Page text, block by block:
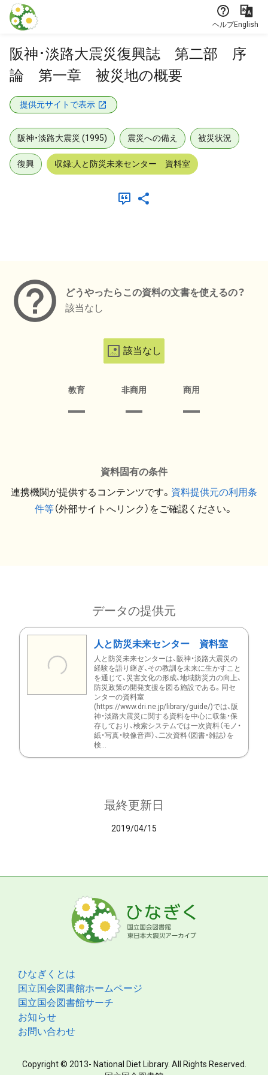
本文に飛ぶ
ヘルプEnglish
阪神･淡路大震災復興誌 第二部 序
論 第一章 被災地の概要
提供元サイトで表示
阪神・淡路大震災 (1995) 震災への備え 被災状況
復興 収録:人と防災未来センター 資料室
どうやったらこの資料の文書を使えるの？
該当なし
該当なし
教育 非商用 商用
資料固有の条件
連携機関が提供するコンテンツです。 資料提供元の利用条
件等（外部サイトへリンク）をご確認ください。
データの提供元
人と防災未来センター 資料室
人と防災未来センターは、阪神・淡路大震災の
経験を語り継ぎ、その教訓を未来に生かすこと
を通じて、災害文化の形成、地域防災力の向上、
防災政策の開発支援を図る施設である。同セ
ンターの資料室
(https://www.dri.ne.jp/library/guide/)では、阪
神・淡路大震災に関する資料を中心に収集・保
存しており、検索システムでは一次資料（モノ・
紙・写真・映像音声）、二次資料（図書・雑誌）を
検...
最終更新日
2019/04/15
ひなぎくとは
国立国会図書館ホームページ
国立国会図書館サーチ
お知らせ
お問い合わせ
Copyright © 2013- National Diet Library. All Rights Reserved.